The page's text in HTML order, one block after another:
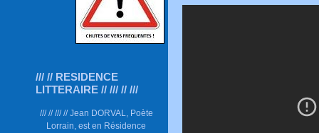
/// // RESIDENCE
LITTERAIRE // /// // ///
/// // /// // Jean DORVAL, Poète
Lorrain, est en Résidence